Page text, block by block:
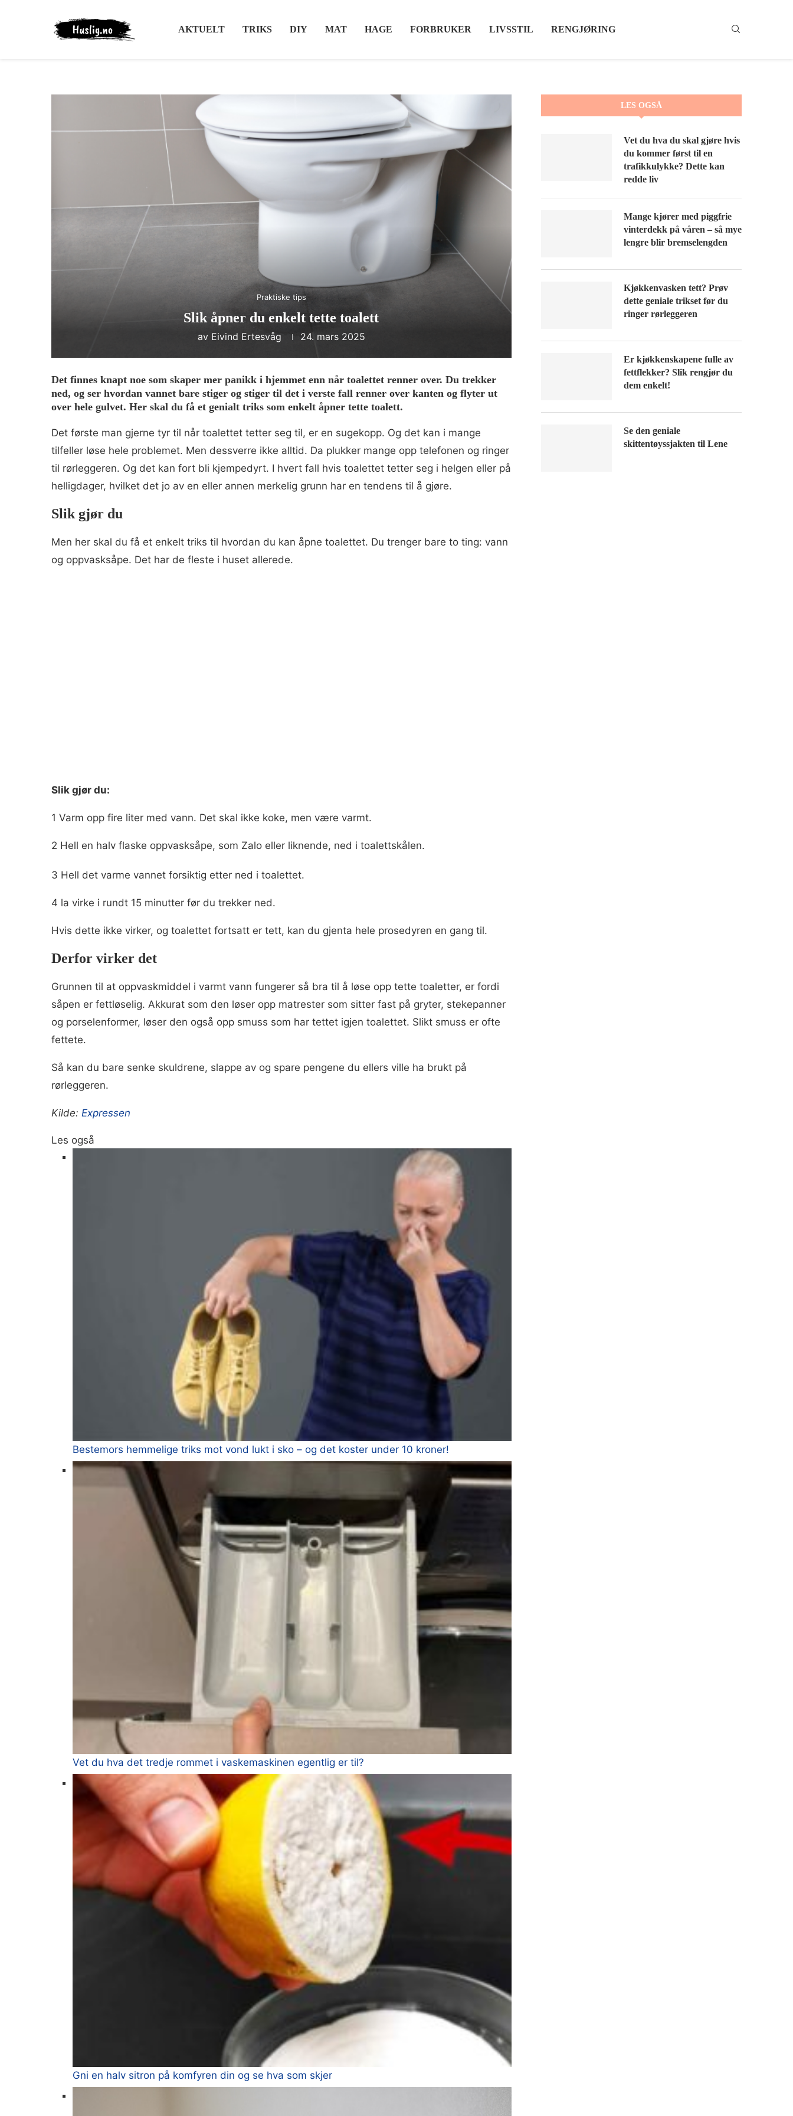
AKTUELT TRIKS DIY MAT HAGE FORBRUKER LIVSSTIL RENGJØRING
Praktiske tips
Slik åpner du enkelt tette toalett
av Eivind Ertesvåg 24. mars 2025
Det finnes knapt noe som skaper mer panikk i hjemmet enn når toalettet renner over. Du trekker
ned, og ser hvordan vannet bare stiger og stiger til det i verste fall renner over kanten og flyter ut
over hele gulvet. Her skal du få et genialt triks som enkelt åpner tette toalett.
Det første man gjerne tyr til når toalettet tetter seg til, er en sugekopp. Og det kan i mange
tilfeller løse hele problemet. Men dessverre ikke alltid. Da plukker mange opp telefonen og ringer
til rørleggeren. Og det kan fort bli kjempedyrt. I hvert fall hvis toalettet tetter seg i helgen eller på
helligdager, hvilket det jo av en eller annen merkelig grunn har en tendens til å gjøre.
Slik gjør du
Men her skal du få et enkelt triks til hvordan du kan åpne toalettet. Du trenger bare to ting: vann
og oppvasksåpe. Det har de fleste i huset allerede.
Slik gjør du:
1 Varm opp fire liter med vann. Det skal ikke koke, men være varmt.
2 Hell en halv flaske oppvasksåpe, som Zalo eller liknende, ned i toalettskålen.
3 Hell det varme vannet forsiktig etter ned i toalettet.
4 la virke i rundt 15 minutter før du trekker ned.
Hvis dette ikke virker, og toalettet fortsatt er tett, kan du gjenta hele prosedyren en gang til.
Derfor virker det
Grunnen til at oppvaskmiddel i varmt vann fungerer så bra til å løse opp tette toaletter, er fordi
såpen er fettløselig. Akkurat som den løser opp matrester som sitter fast på gryter, stekepanner
og porselenformer, løser den også opp smuss som har tettet igjen toalettet. Slikt smuss er ofte
fettete.
Så kan du bare senke skuldrene, slappe av og spare pengene du ellers ville ha brukt på
rørleggeren.
Kilde: Expressen
Les også
Bestemors hemmelige triks mot vond lukt i sko – og det koster under 10 kroner!
Vet du hva det tredje rommet i vaskemaskinen egentlig er til?
Gni en halv sitron på komfyren din og se hva som skjer
LES OGSÅ
Vet du hva du skal gjøre hvis
du kommer først til en
trafikkulykke? Dette kan
redde liv
Mange kjører med piggfrie
vinterdekk på våren – så mye
lengre blir bremselengden
Kjøkkenvasken tett? Prøv
dette geniale trikset før du
ringer rørleggeren
Er kjøkkenskapene fulle av
fettflekker? Slik rengjør du
dem enkelt!
Se den geniale
skittentøyssjakten til Lene